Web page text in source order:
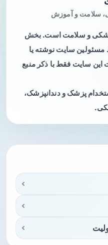
سلامت و آموزش
و سلامت است. بخش
مسئولین سایت نوشته یا
این سایت فقط با ذکر منبع
پزشک و دندانپزشک،